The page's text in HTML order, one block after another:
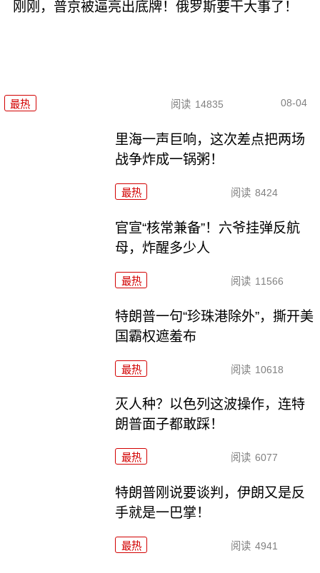
刚刚，普京被逼亮出底牌！俄罗斯要干大事了！
最热 阅读 14835 08-04
里海一声巨响，这次差点把两场
战争炸成一锅粥！
最热 阅读 8424
官宣“核常兼备”！六爷挂弹反航
母，炸醒多少人
最热 阅读 11566
特朗普一句“珍珠港除外”，撕开美
国霸权遮羞布
最热 阅读 10618
灭人种？以色列这波操作，连特
朗普面子都敢踩！
最热 阅读 6077
特朗普刚说要谈判，伊朗又是反
手就是一巴掌！
最热 阅读 4941